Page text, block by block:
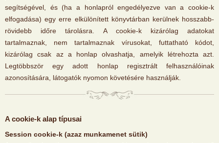
segítségével, és (ha a honlapról engedélyezve van a cookie-k
elfogadása) egy erre elkülönített könyvtárban kerülnek hosszabb-
rövidebb időre tárolásra. A cookie-k kizárólag adatokat
tartalmaznak, nem tartalmaznak vírusokat, futtatható kódot,
kizárólag csak az a honlap olvashatja, amelyik létrehozta azt.
Legtöbbször egy adott honlap regisztrált felhasználóinak
azonosítására, látogatók nyomon követésére használják.
A cookie-k alap típusai
Session cookie-k (azaz munkamenet sütik)